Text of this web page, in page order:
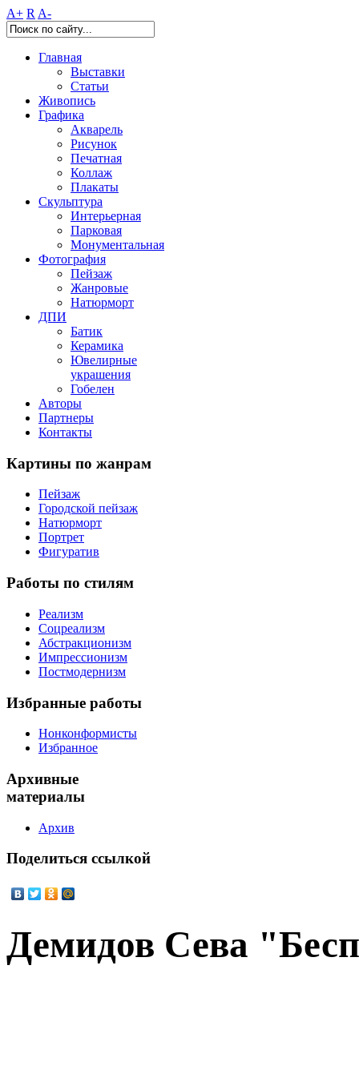
A+ R A-
Главная
Выставки
Статьи
Живопись
Графика
Акварель
Рисунок
Печатная
Коллаж
Плакаты
Скульптура
Интерьерная
Парковая
Монументальная
Фотография
Пейзаж
Жанровые
Натюрморт
ДПИ
Батик
Керамика
Ювелирные
украшения
Гобелен
Авторы
Партнеры
Контакты
Картины по жанрам
Пейзаж
Городской пейзаж
Натюрморт
Портрет
Фигуратив
Работы по стилям
Реализм
Соцреализм
Абстракционизм
Импрессионизм
Постмодернизм
Избранные работы
Нонконформисты
Избранное
Архивные
материалы
Архив
Поделиться ссылкой
Демидов Сева